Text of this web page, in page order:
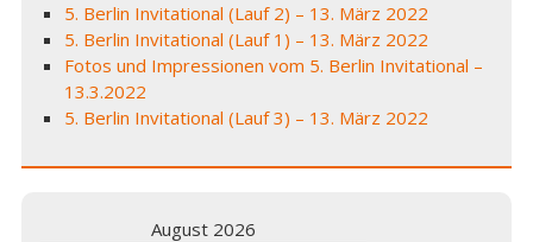
5. Berlin Invitational (Lauf 2) – 13. März 2022
5. Berlin Invitational (Lauf 1) – 13. März 2022
Fotos und Impressionen vom 5. Berlin Invitational –
13.3.2022
5. Berlin Invitational (Lauf 3) – 13. März 2022
August 2026